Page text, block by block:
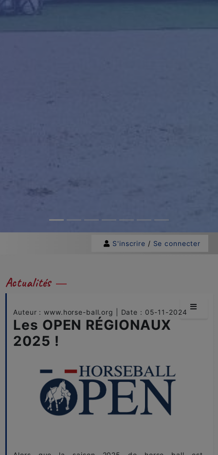
S'inscrire / Se connecter
Actualités
Auteur : www.horse-ball.org | Date : 05-11-2024
Les OPEN RÉGIONAUX
2025 !